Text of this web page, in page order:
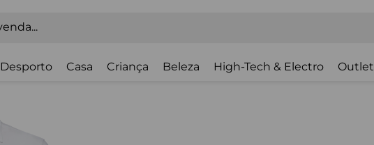
Desporto Casa Criança Beleza High-Tech & Electro Outlet